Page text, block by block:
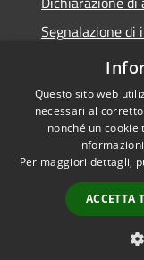
Segnalazione di
Accessibilità
Questo sito web
necessari al
nonché un
Per maggiori dettagli,
ACCETTA